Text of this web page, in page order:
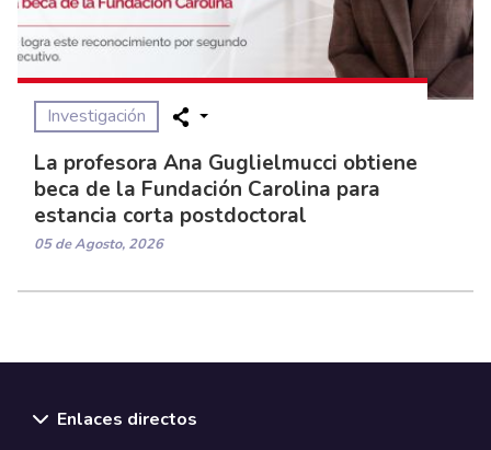
Investigación
La profesora Ana Guglielmucci obtiene
beca de la Fundación Carolina para
estancia corta postdoctoral
05 de Agosto, 2026
Enlaces directos